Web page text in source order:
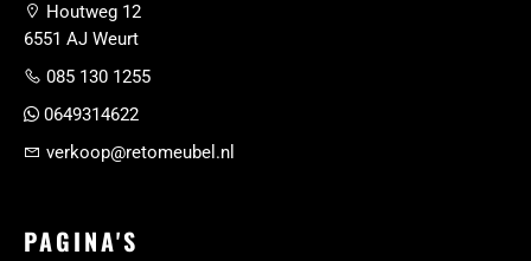
Houtweg 12
6551 AJ Weurt
085 130 1255
0649314622
verkoop@retomeubel.nl
PAGINA'S